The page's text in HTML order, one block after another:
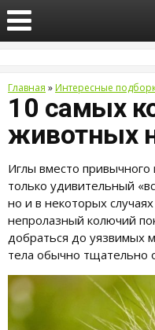
Главная »Интересные
10 самых
животных
Иглы вместо
только удивительный
но и в некоторых
непролазный колючий
добраться до уязвимых
тела обычно тщательно